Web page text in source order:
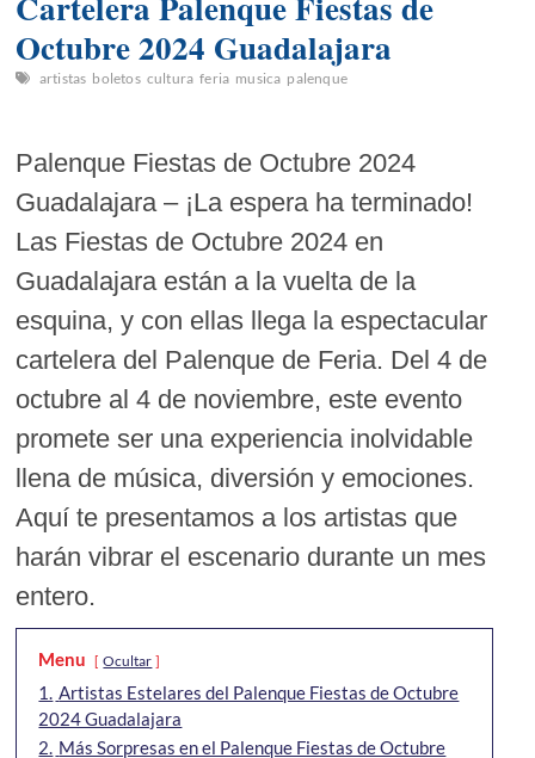
Octubre 2024 Guadalajara
artistas boletos cultura feria musica palenque
Palenque Fiestas de Octubre 2024
Guadalajara – ¡La espera ha terminado!
Las Fiestas de Octubre 2024 en
Guadalajara están a la vuelta de la
esquina, y con ellas llega la espectacular
cartelera del Palenque de Feria. Del 4 de
octubre al 4 de noviembre, este evento
promete ser una experiencia inolvidable
llena de música, diversión y emociones.
Aquí te presentamos a los artistas que
harán vibrar el escenario durante un mes
entero.
Menu Ocultar
1. Artistas Estelares del Palenque Fiestas de Octubre
2024 Guadalajara
2. Más Sorpresas en el Palenque Fiestas de Octubre